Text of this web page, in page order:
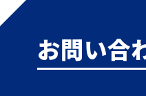
お問い合